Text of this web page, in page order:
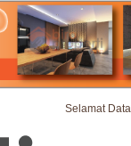
Selamat